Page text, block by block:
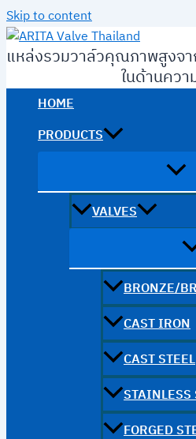
Skip to content
แหล่งรวมวาล์วคุณภาพสูงจา
ในด้านควา
HOME
PRODUCTS
VALVES
BRONZE/
CAST IRON
CAST STEEL
STAINLESS
FORGED